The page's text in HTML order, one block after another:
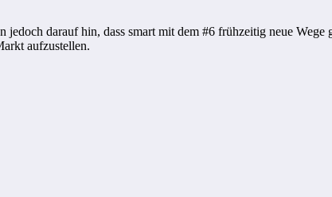
darauf hin, dass smart mit dem #6 frühzeitig neue
aufzustellen.